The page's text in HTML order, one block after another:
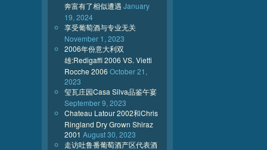
奔富有了相似遭遇 January
19, 2024
享受葡萄酒与专业无关
November 1, 2023
2006年份意大利双
雄:Redigaffi 2006 VS. Vietti
Rocche 2006 October 21,
2023
玺瓦庄园Casa Silva品鉴午宴
September 9, 2023
Chateau Latour 2002和Chris
Ringland Dry Grown Shiraz
2001 August 30, 2023
走访吐鲁番葡萄酒产区代表酒